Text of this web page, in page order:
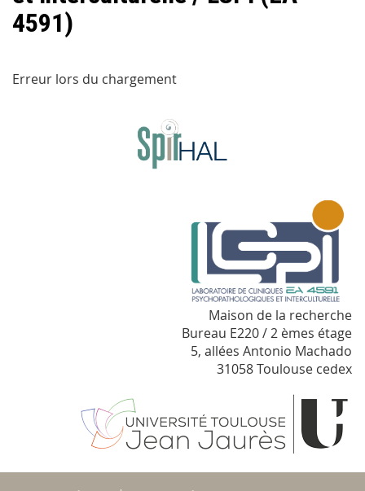
4591)
Erreur lors du chargement
Maison de la recherche
Bureau E220 / 2 èmes étage
5, allées Antonio Machado
31058 Toulouse cedex